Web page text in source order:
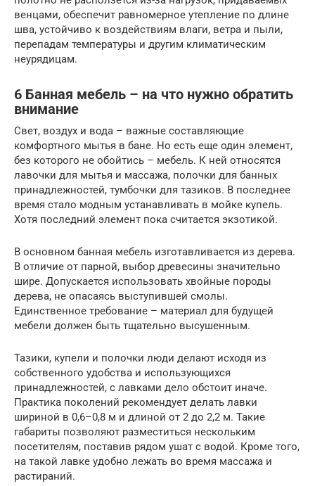
венцами, обеспечит равномерное утепление по длине
шва, устойчиво к воздействиям влаги, ветра и пыли,
перепадам температуры и другим климатическим
неурядицам.
6 Банная мебель – на что нужно обратить
внимание
Свет, воздух и вода – важные составляющие
комфортного мытья в бане. Но есть еще один элемент,
без которого не обойтись – мебель. К ней относятся
лавочки для мытья и массажа, полочки для банных
принадлежностей, тумбочки для тазиков. В последнее
время стало модным устанавливать в мойке купель.
Хотя последний элемент пока считается экзотикой.
В основном банная мебель изготавливается из дерева.
В отличие от парной, выбор древесины значительно
шире. Допускается использовать хвойные породы
дерева, не опасаясь выступившей смолы.
Единственное требование – материал для будущей
мебели должен быть тщательно высушенным.
Тазики, купели и полочки люди делают исходя из
собственного удобства и использующихся
принадлежностей, с лавками дело обстоит иначе.
Практика поколений рекомендует делать лавки
шириной в 0,6–0,8 м и длиной от 2 до 2,2 м. Такие
габариты позволяют разместиться нескольким
посетителям, поставив рядом ушат с водой. Кроме того,
на такой лавке удобно лежать во время массажа и
растираний.